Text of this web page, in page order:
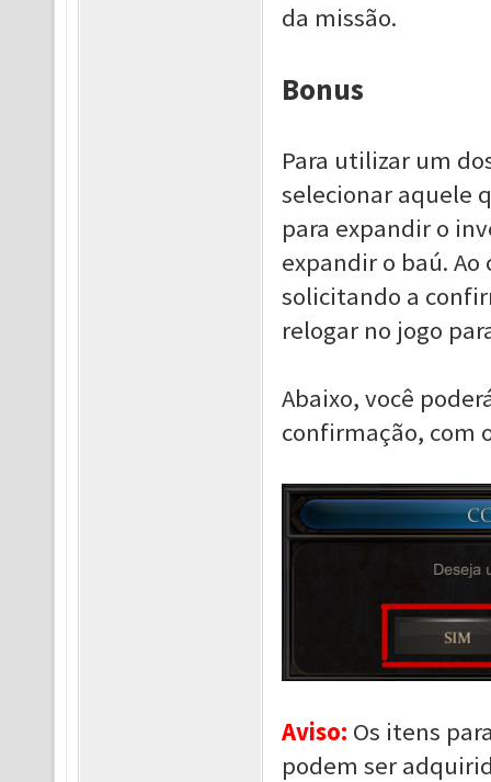
da missão.
Bonus
Para utilizar um
selecionar aquele
para expandir o
expandir o baú.
solicitando a
relogar no jogo
Abaixo, você
confirmação, com
Aviso: Os itens
podem ser